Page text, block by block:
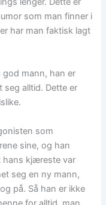
som man finner i
har man faktisk lagt
god mann, han er
alltid. Dette er
som
sine, og han
hans kjæreste var
seg en ny mann,
på. Så han er ikke